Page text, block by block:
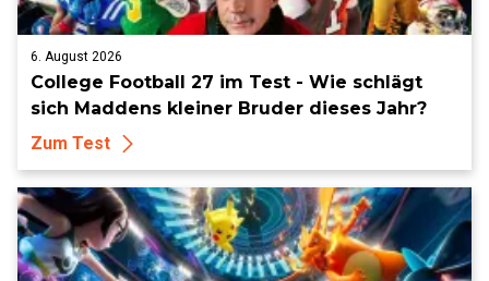
6. August 2026
College Football 27 im Test - Wie schlägt
sich Maddens kleiner Bruder dieses Jahr?
Zum Test